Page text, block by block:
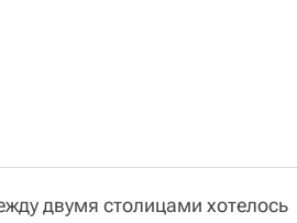
двумя столицами хотелось